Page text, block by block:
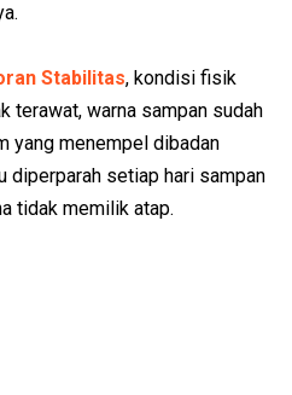
Stabilitas, kondisi fisik
terawat, warna sampan sudah
yang menempel dibadan
diperparah setiap hari sampan
tidak memilik atap.